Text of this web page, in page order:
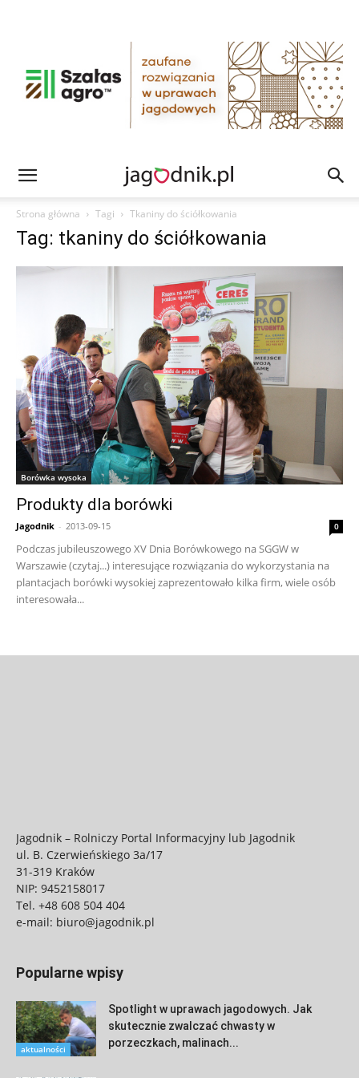
Strona główna Tagi Tkaniny do ściółkowania
Tag: tkaniny do ściółkowania
Borówka wysoka
Produkty dla borówki
Jagodnik - 2013-09-15 0
Podczas jubileuszowego XV Dnia Borówkowego na SGGW w
Warszawie (czytaj...) interesujące rozwiązania do wykorzystania na
plantacjach borówki wysokiej zaprezentowało kilka firm, wiele osób
interesowała...
Jagodnik – Rolniczy Portal Informacyjny lub Jagodnik
ul. B. Czerwieńskiego 3a/17
31-319 Kraków
NIP: 9452158017
Tel. +48 608 504 404
e-mail: biuro@jagodnik.pl
Popularne wpisy
aktualności
Spotlight w uprawach jagodowych. Jak
skutecznie zwalczać chwasty w
porzeczkach, malinach...